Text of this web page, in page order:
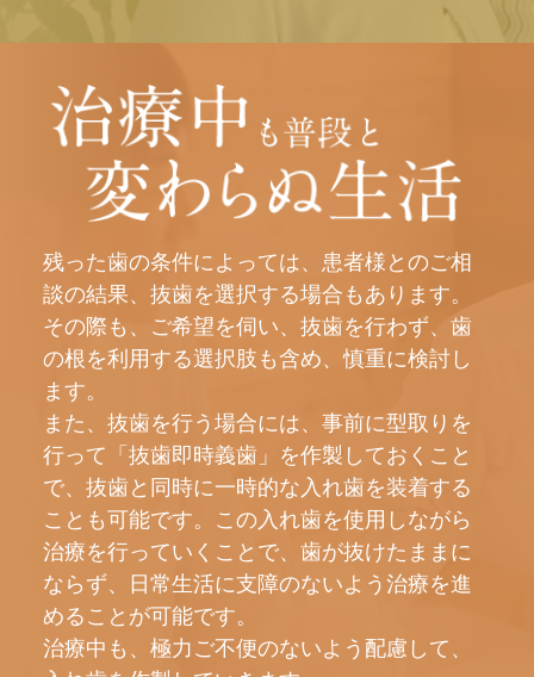
残った歯の条件によっては、患者様とのご相
談の結果、抜歯を選択する場合もあります。
その際も、ご希望を伺い、抜歯を行わず、歯
の根を利用する選択肢も含め、慎重に検討し
ます。
また、抜歯を行う場合には、事前に型取りを
行って「抜歯即時義歯」を作製しておくこと
で、抜歯と同時に一時的な入れ歯を装着する
ことも可能です。この入れ歯を使用しながら
治療を行っていくことで、歯が抜けたままに
ならず、日常生活に支障のないよう治療を進
めることが可能です。
治療中も、極力ご不便のないよう配慮して、